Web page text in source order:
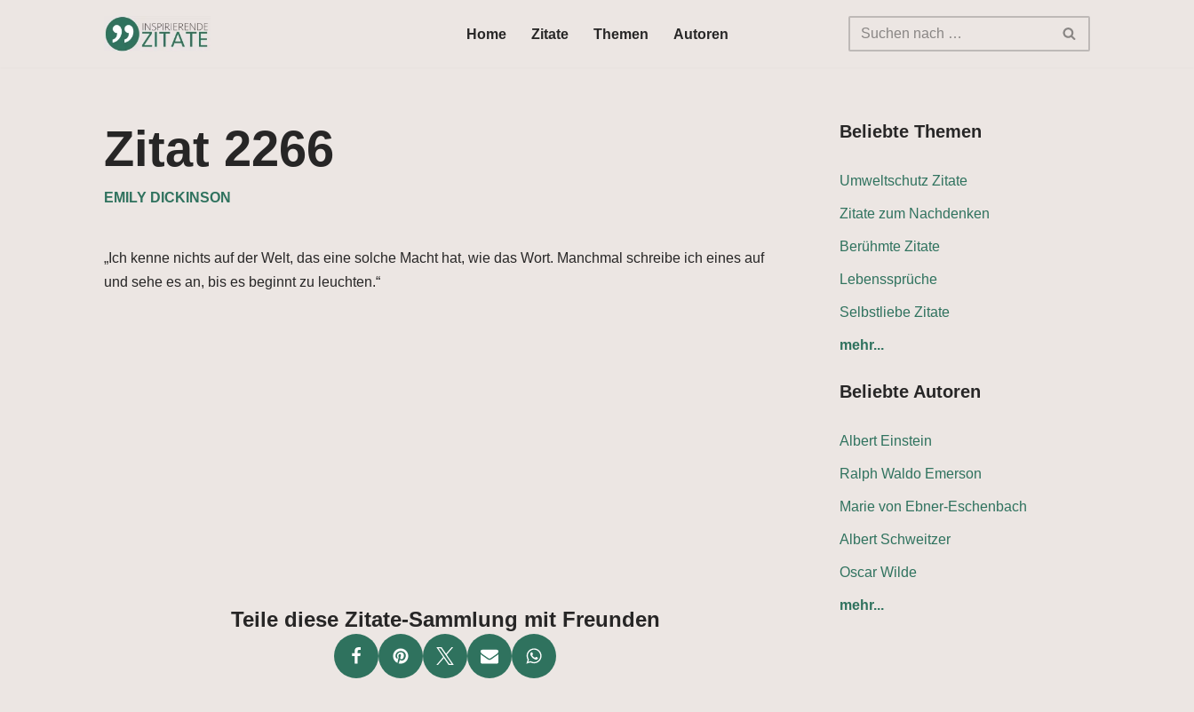
Home Zitate Themen Autoren
Zitat 2266
EMILY DICKINSON
„Ich kenne nichts auf der Welt, das eine solche Macht hat, wie das Wort. Manchmal schreibe ich eines auf
und sehe es an, bis es beginnt zu leuchten.“
Teile diese Zitate-Sammlung mit Freunden
Beliebte Themen
Umweltschutz Zitate
Zitate zum Nachdenken
Berühmte Zitate
Lebenssprüche
Selbstliebe Zitate
mehr...
Beliebte Autoren
Albert Einstein
Ralph Waldo Emerson
Marie von Ebner-Eschenbach
Albert Schweitzer
Oscar Wilde
mehr...